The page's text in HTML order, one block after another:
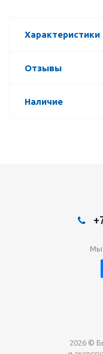
Характеристики
Отзывы
Наличие
Мы
2026 ©